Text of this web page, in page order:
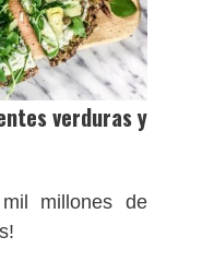
verduras y
millones de